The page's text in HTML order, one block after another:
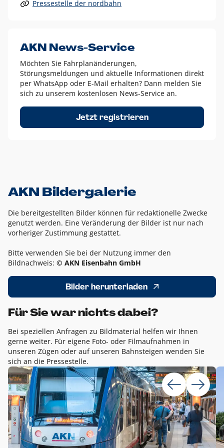
Alle anderen Logo-Varianten dürfen nur in Ausnahmefällen
Diese Ausnahmen sind zum Beispiel:
dem AKN Blau,
weißes Logo auf Fotohintergründen,
schwarzes Logo für reine Schwarz-Weiß-Umsetzungen
Um das Logo herum muss ein Schutzraum von jeweils einer
Höhe bzw. Breite des N aus AKN in alle Richtungen
Pressestelle der nordbahn
AKN News-Service
Möchten Sie Fahrplanänderungen,
Störungsmeldungen und aktuelle Informationen direkt
per WhatsApp oder E-Mail erhalten? Dann melden Sie
sich zu unserem kostenlosen News-Service an.
Jetzt registrieren
AKN Bildergalerie
Die bereitgestellten Bilder können für redaktionelle Zwecke
genutzt werden. Eine Veränderung der Bilder ist nur nach
vorheriger Zustimmung gestattet.
Bitte verwenden Sie bei der Nutzung immer den
Bildnachweis: © AKN Eisenbahn GmbH
Bilder herunterladen
Für Sie war nichts dabei?
Bei speziellen Anfragen zu Bildmaterial helfen wir Ihnen
gerne weiter. Für eigene Foto- oder Filmaufnahmen in
unseren Zügen oder auf unseren Bahnsteigen wenden Sie
sich an die Pressestelle.